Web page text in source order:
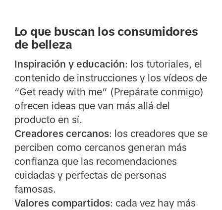
Lo que buscan los consumidores
de belleza
Inspiración y educación: los tutoriales, el
contenido de instrucciones y los vídeos de
“Get ready with me” (Prepárate conmigo)
ofrecen ideas que van más allá del
producto en sí.
Creadores cercanos: los creadores que se
perciben como cercanos generan más
confianza que las recomendaciones
cuidadas y perfectas de personas
famosas.
Valores compartidos: cada vez hay más